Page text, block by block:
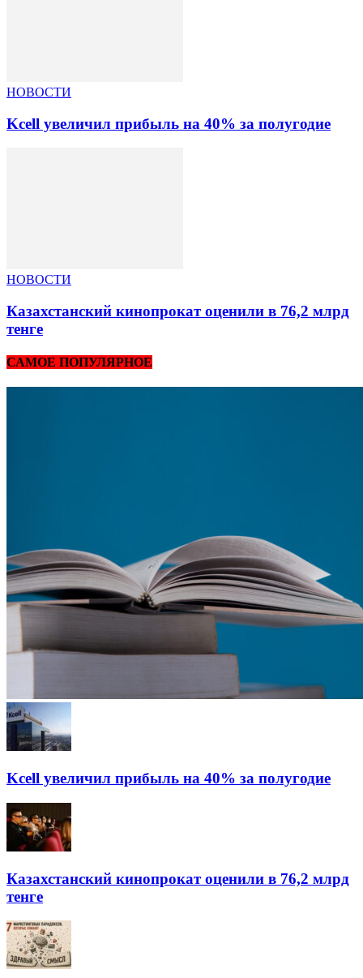
НОВОСТИ
Kcell увеличил прибыль на 40% за полугодие
НОВОСТИ
Казахстанский кинопрокат оценили в 76,2 млрд
тенге
САМОЕ ПОПУЛЯРНОЕ
Kcell увеличил прибыль на 40% за полугодие
Казахстанский кинопрокат оценили в 76,2 млрд
тенге